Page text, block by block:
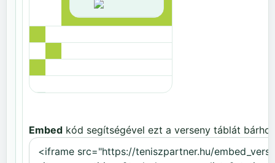
Embed kód segítségével ezt a verseny táblát